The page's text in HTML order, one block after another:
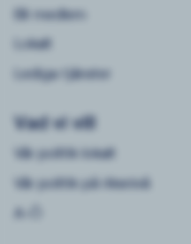
Bli medlem
Lokalt
Lediga tjänster
Vad vi vill
Vår politik lokalt
Vår politik på riksnivå
A-Ö